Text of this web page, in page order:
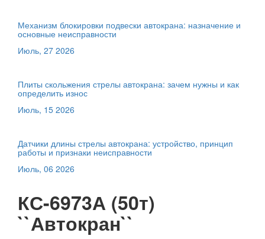
Механизм блокировки подвески автокрана: назначение и
основные неисправности
Июль, 27 2026
Плиты скольжения стрелы автокрана: зачем нужны и как
определить износ
Июль, 15 2026
Датчики длины стрелы автокрана: устройство, принцип
работы и признаки неисправности
Июль, 06 2026
КС-6973А (50т)
``Автокран``